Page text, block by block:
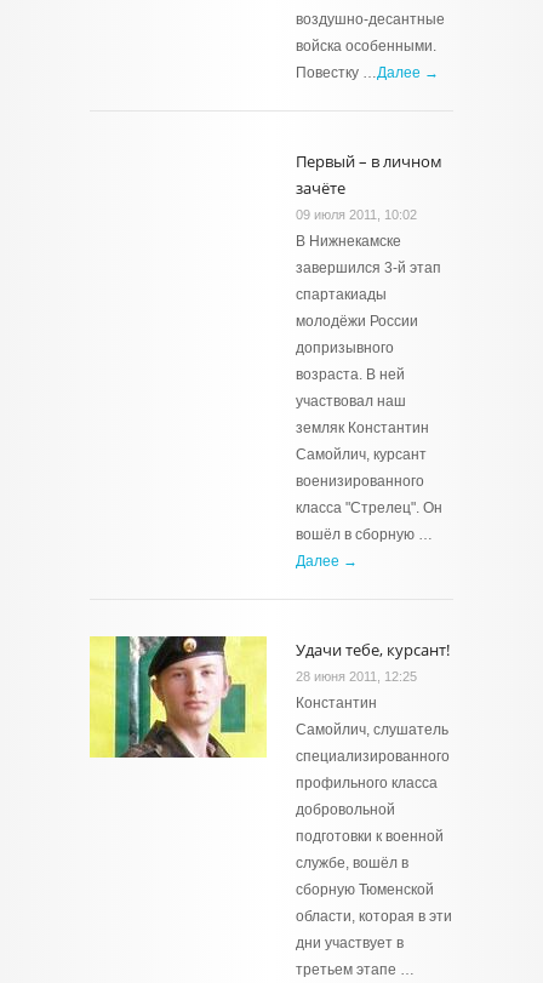
воздушно-десантные
войска особенными.
Повестку …Далее →
Первый – в личном
зачёте
09 июля 2011, 10:02
В Нижнекамске
завершился 3-й этап
спартакиады
молодёжи России
допризывного
возраста. В ней
участвовал наш
земляк Константин
Самойлич, курсант
военизированного
класса "Стрелец". Он
вошёл в сборную …
Далее →
Удачи тебе, курсант!
28 июня 2011, 12:25
Константин
Самойлич, слушатель
специализированного
профильного класса
добровольной
подготовки к военной
службе, вошёл в
сборную Тюменской
области, которая в эти
дни участвует в
третьем этапе …